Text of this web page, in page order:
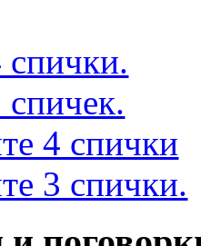
спички.
4 спички
3 спички.